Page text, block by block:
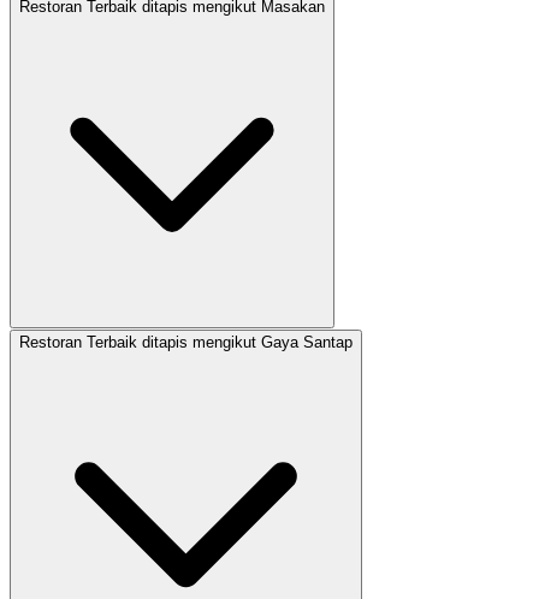
Restoran Terbaik ditapis mengikut Masakan
Restoran Terbaik ditapis mengikut Gaya Santap